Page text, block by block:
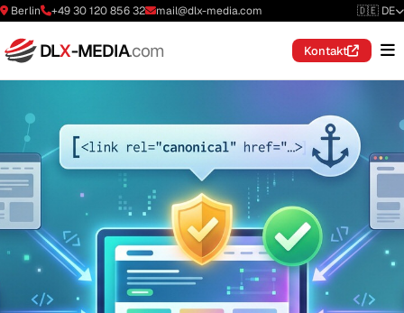
Berlin +49 30 120 856 32 mail@dlx-media.com 🇩🇪 DE
DLX-MEDIA.com Kontakt